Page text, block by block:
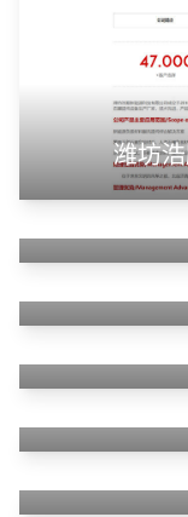
潍坊